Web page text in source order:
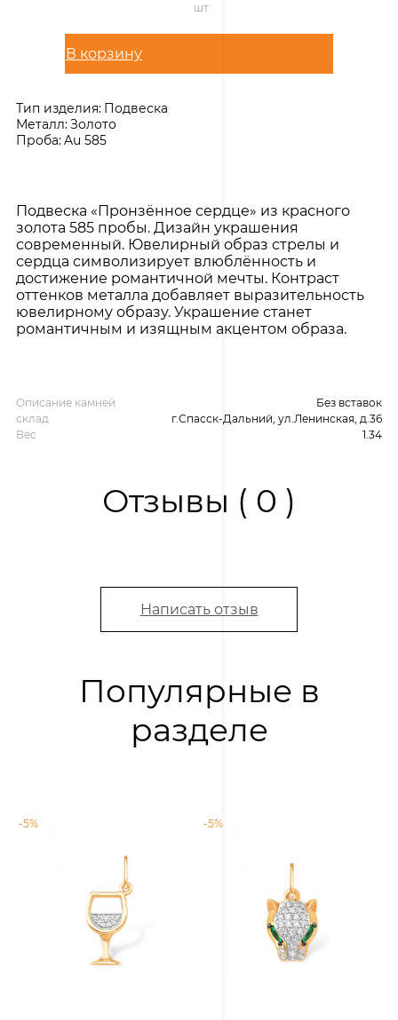
шт
В корзину
Тип изделия: Подвеска
Металл:Золото
Проба:Au 585
Подвеска «Пронзённое сердце» из красного
золота 585 пробы. Дизайн украшения
современный. Ювелирный образ стрелы и
сердца символизирует влюблённость и
достижение романтичной мечты. Контраст
оттенков металла добавляет выразительность
ювелирному образу. Украшение станет
романтичным и изящным акцентом образа.
Описание камней
Без вставок
склад
г.Спасск-Дальний, ул.Ленинская, д.36
Вес
1.34
Отзывы ( 0 )
Написать отзыв
Популярные в
разделе
-5% -5%